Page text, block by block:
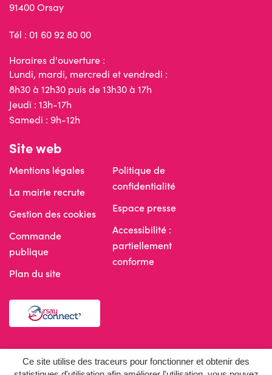
Ce site utilise des traceurs pour fonctionner et obtenir des
91400 Orsay
Tél : 01 60 92 80 00
Horaires d'ouverture :
Lundi, mardi, mercredi et vendredi :
8h30 à 12h30 puis de 13h30 à 17h
Jeudi : 13h-17h
Samedi : 9h-12h
Site web
Mentions légales
La mairie recrute
Gestion des cookies
Commande
publique
Plan du site
Politique de
confidentialité
Espace presse
Accessibilité :
partiellement
conforme
Réseaux sociaux